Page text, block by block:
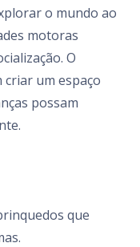
o mundo ao
motoras
O
criar um espaço
possam
que